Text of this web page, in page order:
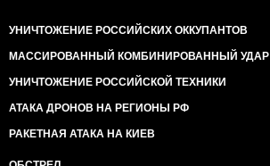
УНИЧТОЖЕНИЕ РОССИЙСКИХ ОККУПАНТОВ
МАССИРОВАННЫЙ КОМБИНИРОВАННЫЙ УДАР
УНИЧТОЖЕНИЕ РОССИЙСКОЙ ТЕХНИКИ
АТАКА ДРОНОВ НА РЕГИОНЫ РФ
РАКЕТНАЯ АТАКА НА КИЕВ